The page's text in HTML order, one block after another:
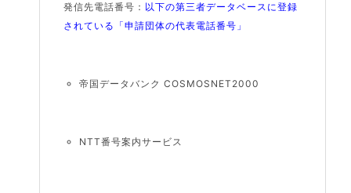
発信先電話番号： 以下の第三者データベースに登録
されている「申請団体の代表電話番号」
帝国データバンク COSMOSNET2000
NTT番号案内サービス